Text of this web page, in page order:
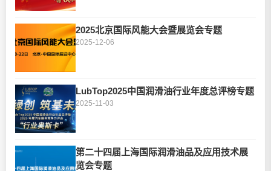
2025北京国际风能大会暨展览会专题
2025-12-06
LubTop2025中国润滑油行业年度总评榜专题
2025-11-03
第二十四届上海国际润滑油品及应用技术展
览会专题